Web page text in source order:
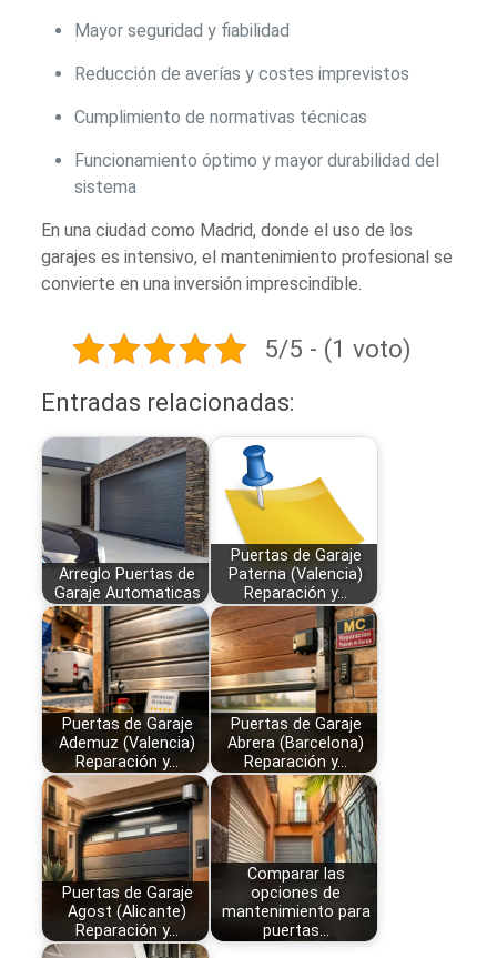
Mayor seguridad y fiabilidad
Reducción de averías y costes imprevistos
Cumplimiento de normativas técnicas
Funcionamiento óptimo y mayor durabilidad del
sistema
En una ciudad como Madrid, donde el uso de los
garajes es intensivo, el mantenimiento profesional se
convierte en una inversión imprescindible.
5/5 - (1 voto)
Entradas relacionadas:
Arreglo Puertas de
Garaje Automaticas
Puertas de Garaje
Paterna (Valencia)
Reparación y…
Puertas de Garaje
Ademuz (Valencia)
Reparación y…
Puertas de Garaje
Abrera (Barcelona)
Reparación y…
Puertas de Garaje
Agost (Alicante)
Reparación y…
Comparar las
opciones de
mantenimiento para
puertas…